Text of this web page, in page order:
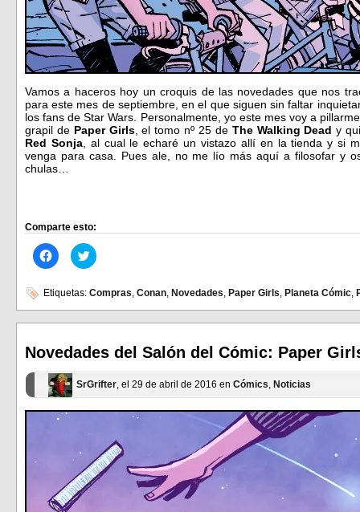
Vamos a haceros hoy un croquis de las novedades que nos
para este mes de septiembre, en el que siguen sin faltar
los fans de Star Wars. Personalmente, yo este mes voy a
grapil de Paper Girls, el tomo nº 25 de The Walking Dead y
Red Sonja, al cual le echaré un vistazo allí en la tienda y si
venga para casa. Pues ale, no me lío más aquí a filosofar y
chulas…
Comparte esto:
Haz
clic
en
Facebook
(Se
abre
ventana
nueva)
Haz
clic
en
Twitter
(Se
abre
ventana
nueva)
Etiquetas: Compras, Conan, Novedades, Paper Girls, Planeta Cómic,
Novedades del Salón del Cómic: Paper
SrGrifter, el 29 de abril de 2016 en Cómics, Noticias